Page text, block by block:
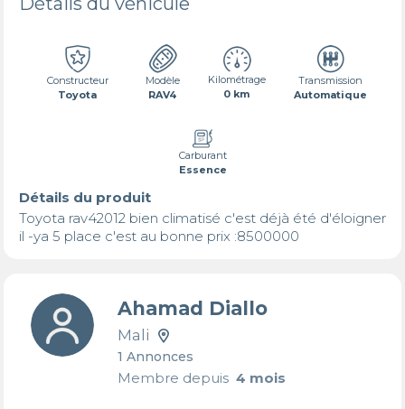
Constructeur
Toyota
Modèle
RAV4
Kilométrage
0 km
Transmission
Automatique
Carburant
Essence
Détails du produit
Toyota rav42012 bien climatisé c'est déjà été d'éloigner
il -ya 5 place c'est au bonne prix :8500000
Ahamad Diallo
Mali
1 Annonces
Membre depuis4 mois